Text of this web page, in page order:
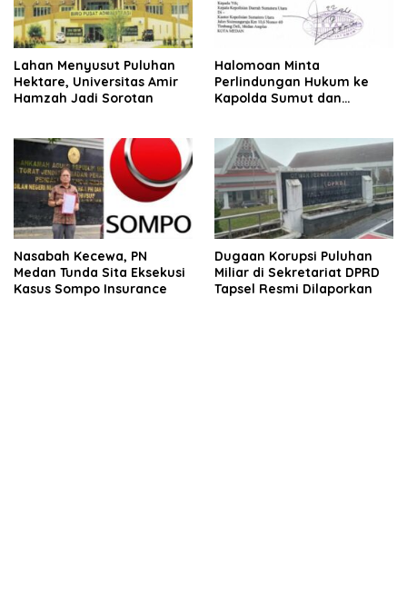
Lahan Menyusut Puluhan
Hektare, Universitas Amir
Hamzah Jadi Sorotan
Halomoan Minta
Perlindungan Hukum ke
Kapolda Sumut dan
Nasabah Kecewa, PN
Medan Tunda Sita Eksekusi
Kasus Sompo Insurance
Dugaan Korupsi Puluhan
Miliar di Sekretariat DPRD
Tapsel Resmi Dilaporkan